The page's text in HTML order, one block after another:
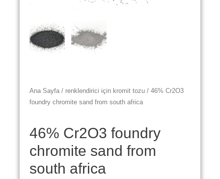
Ana Sayfa / renklendirici için kromit tozu / 46% Cr2O3
foundry chromite sand from south africa
46% Cr2O3 foundry
chromite sand from
south africa